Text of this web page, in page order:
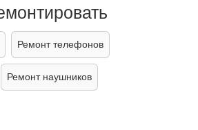
Ремонт телефонов
Ремонт наушников